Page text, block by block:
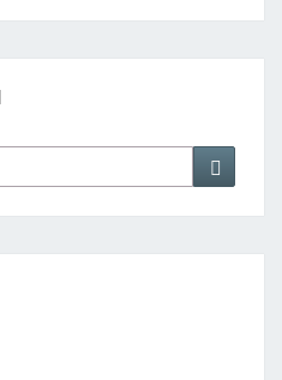
Suche